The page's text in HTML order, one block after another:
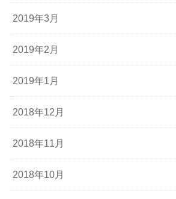
2019年3月
2019年2月
2019年1月
2018年12月
2018年11月
2018年10月